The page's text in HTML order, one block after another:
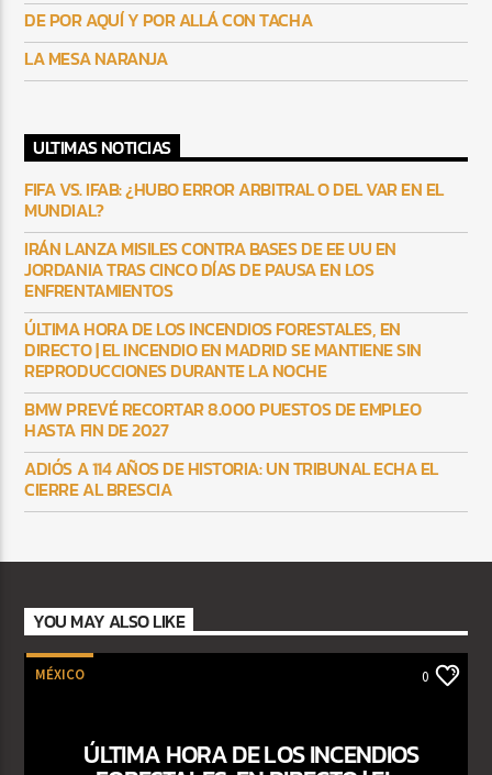
DE POR AQUÍ Y POR ALLÁ CON TACHA
LA MESA NARANJA
ULTIMAS NOTICIAS
FIFA VS. IFAB: ¿HUBO ERROR ARBITRAL O DEL VAR EN EL
MUNDIAL?
IRÁN LANZA MISILES CONTRA BASES DE EE UU EN
JORDANIA TRAS CINCO DÍAS DE PAUSA EN LOS
ENFRENTAMIENTOS
ÚLTIMA HORA DE LOS INCENDIOS FORESTALES, EN
DIRECTO | EL INCENDIO EN MADRID SE MANTIENE SIN
REPRODUCCIONES DURANTE LA NOCHE
BMW PREVÉ RECORTAR 8.000 PUESTOS DE EMPLEO
HASTA FIN DE 2027
ADIÓS A 114 AÑOS DE HISTORIA: UN TRIBUNAL ECHA EL
CIERRE AL BRESCIA
YOU MAY ALSO LIKE
MÉXICO 0
ÚLTIMA HORA DE LOS INCENDIOS